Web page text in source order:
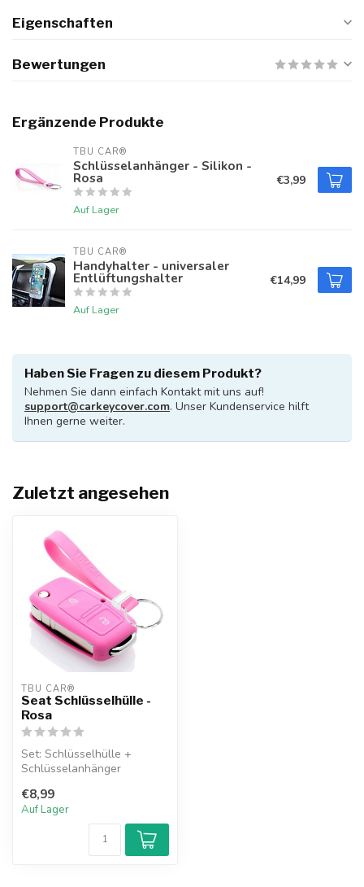
Eigenschaften
Bewertungen
Ergänzende Produkte
TBU CAR®
Schlüsselanhänger - Silikon -
Rosa
Auf Lager
€3,99
TBU CAR®
Handyhalter - universaler
Entlüftungshalter
Auf Lager
€14,99
Haben Sie Fragen zu diesem Produkt?
Nehmen Sie dann einfach Kontakt mit uns auf!
support@carkeycover.com. Unser Kundenservice hilft
Ihnen gerne weiter.
Zuletzt angesehen
TBU CAR®
Seat Schlüsselhülle -
Rosa
Set: Schlüsselhülle +
Schlüsselanhänger
€8,99
Auf Lager